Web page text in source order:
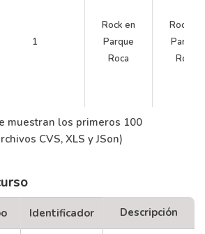
1
Rock en
Parque
Roca
Rock en
Parque
Roca
Folklore en
Música
muestran los primeros 100
CVS, XLS y JSon)
Identificador Descripción